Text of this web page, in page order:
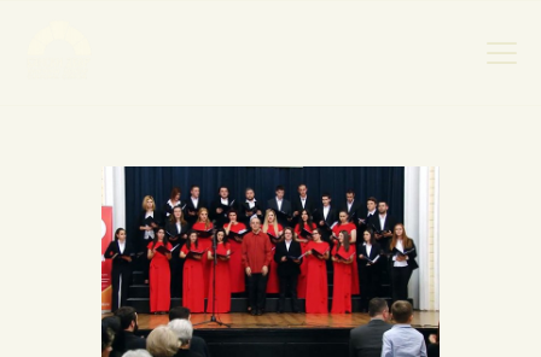
НАСЛОВНА
НОВОСТИ
НАЈАВА ДОГАЂАЈА
БАНСКИ ДВОР
ФОТОГРАФИЈЕ